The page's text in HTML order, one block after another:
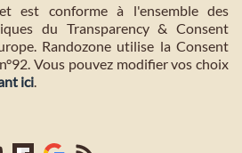
est conforme à l'ensemble des
du Transparency & Consent
Randozone utilise la Consent
Vous pouvez modifier vos choix
ici